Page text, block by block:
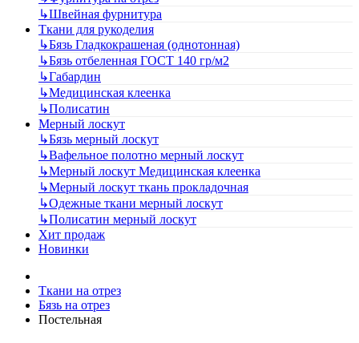
↳Швейная фурнитура
Ткани для рукоделия
↳Бязь Гладкокрашеная (однотонная)
↳Бязь отбеленная ГОСТ 140 гр/м2
↳Габардин
↳Медицинская клеенка
↳Полисатин
Мерный лоскут
↳Бязь мерный лоскут
↳Вафельное полотно мерный лоскут
↳Мерный лоскут Медицинская клеенка
↳Мерный лоскут ткань прокладочная
↳Одежные ткани мерный лоскут
↳Полисатин мерный лоскут
Хит продаж
Новинки
Ткани на отрез
Бязь на отрез
Постельная